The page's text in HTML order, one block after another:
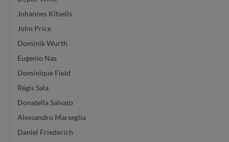
Johannes Kitselis
John Price
Dominik Wurth
Eugenio Nas
Dominique Field
Régis Sala
Donatella Salvato
Alessandro Marseglia
Daniel Friederich